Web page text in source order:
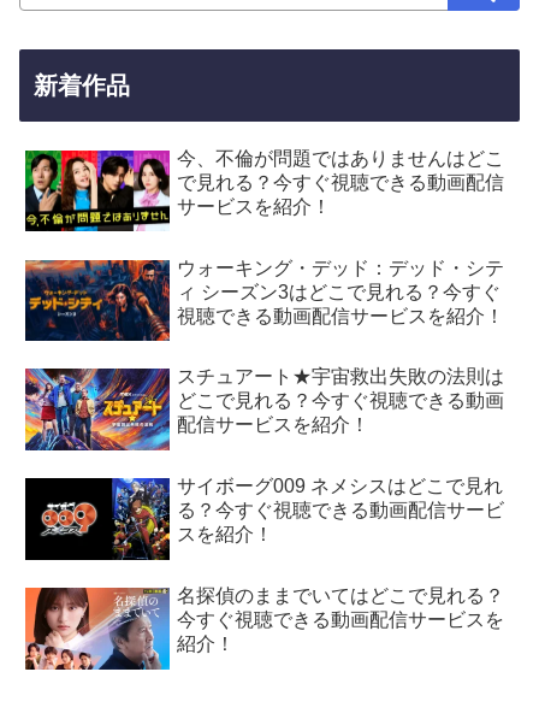
新着作品
今、不倫が問題ではありませんはどこ
で見れる？今すぐ視聴できる動画配信
サービスを紹介！
ウォーキング・デッド：デッド・シテ
ィ シーズン3はどこで見れる？今すぐ
視聴できる動画配信サービスを紹介！
スチュアート★宇宙救出失敗の法則は
どこで見れる？今すぐ視聴できる動画
配信サービスを紹介！
サイボーグ009 ネメシスはどこで見れ
る？今すぐ視聴できる動画配信サービ
スを紹介！
名探偵のままでいてはどこで見れる？
今すぐ視聴できる動画配信サービスを
紹介！